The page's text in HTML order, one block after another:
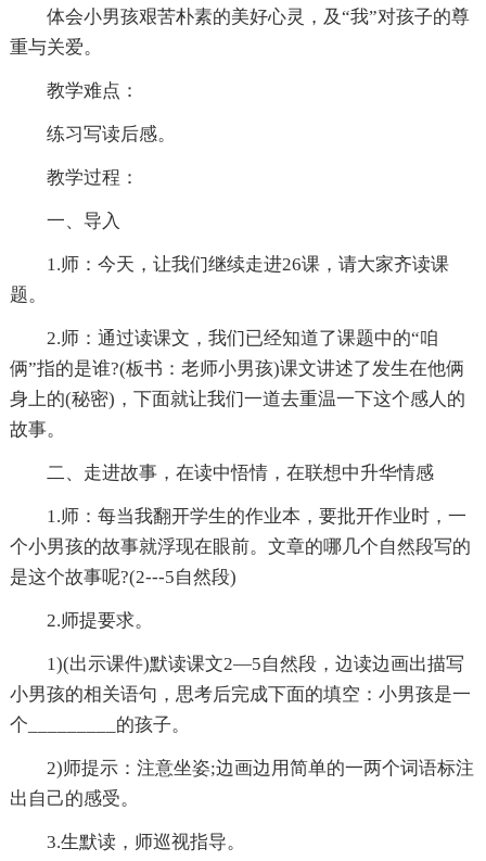
体会小男孩艰苦朴素的美好心灵，及“我”对孩子的尊
重与关爱。
教学难点：
练习写读后感。
教学过程：
一、导入
1.师：今天，让我们继续走进26课，请大家齐读课
题。
2.师：通过读课文，我们已经知道了课题中的“咱
俩”指的是谁?(板书：老师小男孩)课文讲述了发生在他俩
身上的(秘密)，下面就让我们一道去重温一下这个感人的
故事。
二、走进故事，在读中悟情，在联想中升华情感
1.师：每当我翻开学生的作业本，要批开作业时，一
个小男孩的故事就浮现在眼前。文章的哪几个自然段写的
是这个故事呢?(2---5自然段)
2.师提要求。
1)(出示课件)默读课文2—5自然段，边读边画出描写
小男孩的相关语句，思考后完成下面的填空：小男孩是一
个_________的孩子。
2)师提示：注意坐姿;边画边用简单的一两个词语标注
出自己的感受。
3.生默读，师巡视指导。